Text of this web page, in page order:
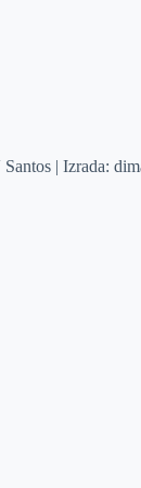
| Izrada: